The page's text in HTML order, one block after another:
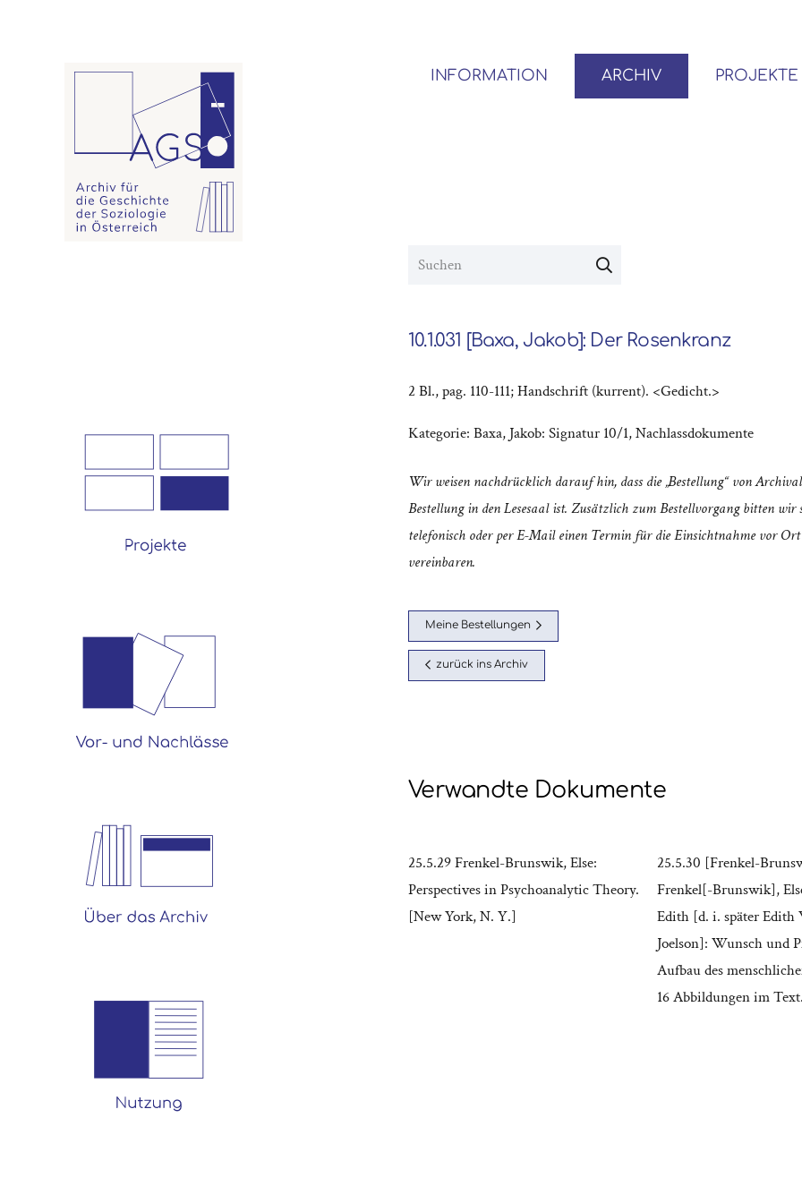
INFORMATION ARCHIV PROJEKTE
10.1.031 [Baxa, Jakob]: Der Rosenkranz
2 Bl., pag. 110-111; Handschrift (kurrent). <Gedicht.>
Kategorie: Baxa, Jakob: Signatur 10/1,Nachlassdokumente
Wir weisen nachdrücklich darauf hin, dass die „Bestellung“ von
Bestellung in den Lesesaal ist. Zusätzlich zum Bestellvorgang bitten wir
telefonisch oder per E-Mail einen Termin für die Einsichtnahme vor
vereinbaren.
Meine Bestellungen
zurück ins Archiv
Verwandte Dokumente
25.5.29 Frenkel-Brunswik, Else:
Perspectives in Psychoanalytic Theory.
[New York, N. Y.]
25.5.30 [Frenkel-
Frenkel[-Brunswik],
Edith [d. i. später Edith
Joelson]: Wunsch und
Aufbau des
16 Abbildungen im Text.